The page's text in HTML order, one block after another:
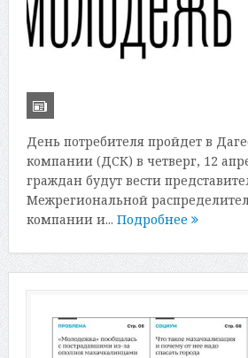
День потребителя пройдет в
компании (ДСК) в четверг, 12
граждан будут вести
Межрегиональной
компании и... Подробнее